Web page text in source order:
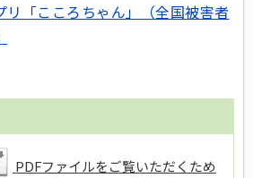
リ「こころちゃん」（全国被害者
PDFファイルをご覧いただくため